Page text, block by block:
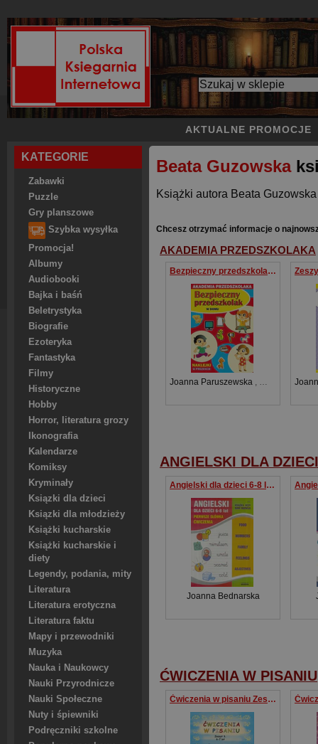
AKTUALNE PROMOCJE
KATEGORIE
Zabawki
Puzzle
Gry planszowe
Szybka wysyłka
Promocja!
Albumy
Audiobooki
Bajka i baśń
Beletrystyka
Biografie
Ezoteryka
Fantastyka
Filmy
Historyczne
Hobby
Horror, literatura grozy
Ikonografia
Kalendarze
Komiksy
Kryminały
Ksiązki dla dzieci
Ksiązki dla młodzieży
Książki kucharskie
Książki kucharskie i
diety
Legendy, podania, mity
Literatura
Literatura erotyczna
Literatura faktu
Mapy i przewodniki
Muzyka
Nauka i Naukowcy
Nauki Przyrodnicze
Nauki Społeczne
Nuty i śpiewniki
Podręczniki szkolne
Beata Guzowska
Książki autora Beata
Chcesz otrzymać informacje o
AKADEMIA PRZEDSZKOLAKA
Bezpieczny przedszkolak W domu Akademia przedszkolaka
Joanna Paruszewska , Kamila
ANGIELSKI DLA DZIECI
Angielski dla dzieci 6-8 lat Zeszyt 6
Joanna Bednarska
ĆWICZENIA W PISANIU
Ćwiczenia w pisaniu Zeszyt 3 6-7 lat